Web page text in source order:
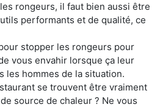
rongeurs, il faut bien aussi être
performants et de qualité, ce
stopper les rongeurs pour
vous envahir lorsque ça leur
les hommes de la situation.
se trouvent être vraiment
source de chaleur ? Ne vous